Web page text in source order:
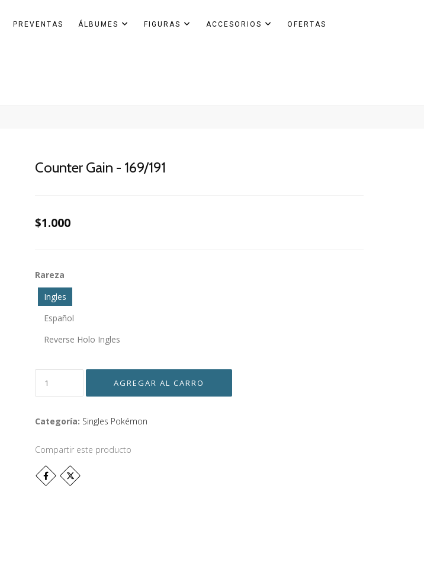
PREVENTAS ÁLBUMES FIGURAS ACCESORIOS OFERTAS
Counter Gain - 169/191
$1.000
Rareza
Ingles
Español
Reverse Holo Ingles
Categoría: Singles Pokémon
Compartir este producto